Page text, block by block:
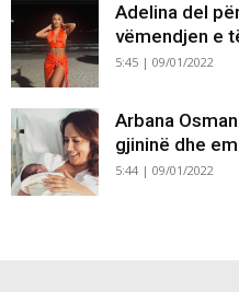
Adelina del
vëmendjen e
5:45 | 09/01/2022
Arbana
gjininë dhe
5:44 | 09/01/2022